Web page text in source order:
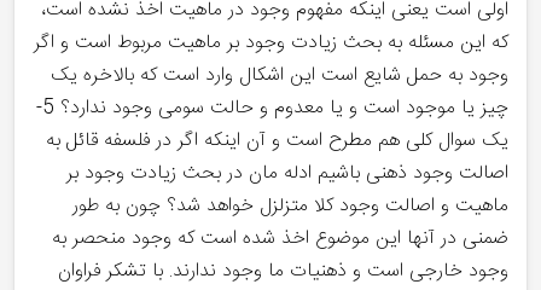
اولی است یعنی اینکه مفهوم وجود در ماهیت اخذ نشده است،
که این مسئله به بحث زیادت وجود بر ماهیت مربوط است و اگر
وجود به حمل شایع است این اشکال وارد است که بالاخره یک
چیز یا موجود است و یا معدوم و حالت سومی وجود ندارد؟ 5-
یک سوال کلی هم مطرح است و آن اینکه اگر در فلسفه قائل به
اصالت وجود ذهنی باشیم ادله مان در بحث زیادت وجود بر
ماهیت و اصالت وجود کلا متزلزل خواهد شد؟ چون به طور
ضمنی در آنها این موضوع اخذ شده است که وجود منحصر به
وجود خارجی است و ذهنیات ما وجود ندارند. با تشکر فراوان